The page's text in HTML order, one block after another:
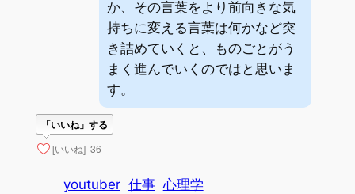
か、その言葉をより前向きな気
持ちに変える言葉は何かなど突
き詰めていくと、ものごとがう
まく進んでいくのではと思いま
す。
「いいね」する
[いいね] 36
youtuber 仕事 心理学